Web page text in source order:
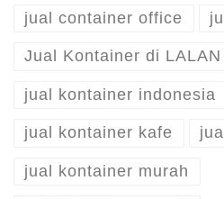
jual container office
Jual Kontainer di LALAN
jual kontainer indonesia
jual kontainer kafe
jual kontainer murah